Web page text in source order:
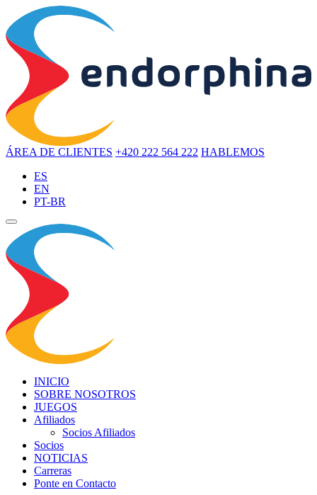
ÁREA DE CLIENTES +420 222 564 222 HABLEMOS
ES
EN
PT-BR
INICIO
SOBRE NOSOTROS
JUEGOS
Afiliados
Socios Afiliados
Socios
NOTICIAS
Carreras
Ponte en Contacto